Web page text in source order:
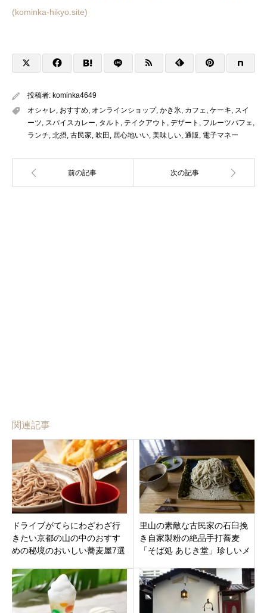
(kominka-hikyo.site)
投稿者: kominka4649
オシャレ おすすめ オンラインショップ, かき氷 カフェ ケーキ
スイ
ーツ
スパイスカレー タルト テイクアウト デザート フルーツパフェ
ランチ 北摂 古民家 吹田 居心地いい 美味しい 通販 電子マネー
関連記事
ドライブがてらにわざわざ行
きたい京都の山の中のおすす
めの秘境のおいしい蕎麦屋7選
里山の素敵な古民家の石臼挽
き自家製粉の絶品手打蕎麦
「そば処 あじき堂」珍しいメ
部市志賀郷町